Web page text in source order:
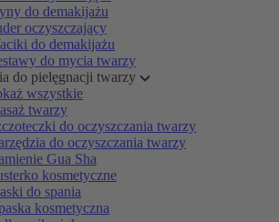
do demakijażu
oczyszczający
do demakijażu
do mycia twarzy
do pielęgnacji twarzy
wszystkie
twarzy
do oczyszczania twarzy
do oczyszczania twarzy
Gua Sha
kosmetyczne
do spania
kosmetyczna